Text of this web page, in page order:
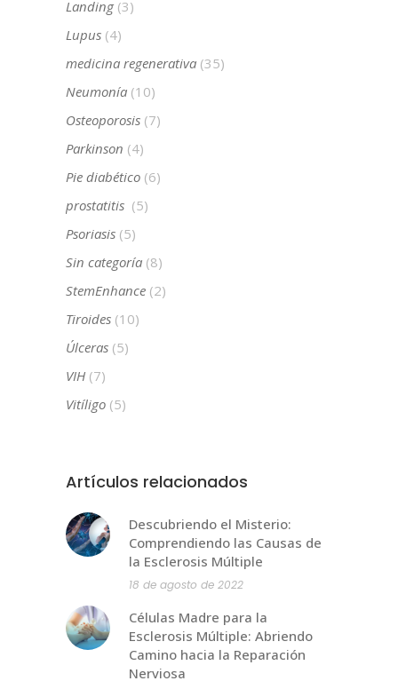
Landing (3)
Lupus (4)
medicina regenerativa (35)
Neumonía (10)
Osteoporosis (7)
Parkinson (4)
Pie diabético (6)
prostatitis (5)
Psoriasis (5)
Sin categoría (8)
StemEnhance (2)
Tiroides (10)
Úlceras (5)
VIH (7)
Vitíligo (5)
Artículos relacionados
Descubriendo el Misterio:
Comprendiendo las Causas de
la Esclerosis Múltiple
18 de agosto de 2022
Células Madre para la
Esclerosis Múltiple: Abriendo
Camino hacia la Reparación
Nerviosa